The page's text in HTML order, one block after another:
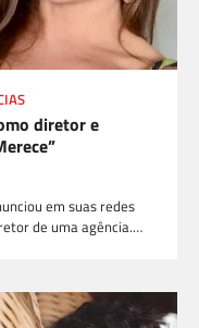
diretor e
em suas redes
de uma agência.…